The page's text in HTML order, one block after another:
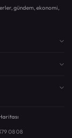
gündem, ekonomi,
08 08